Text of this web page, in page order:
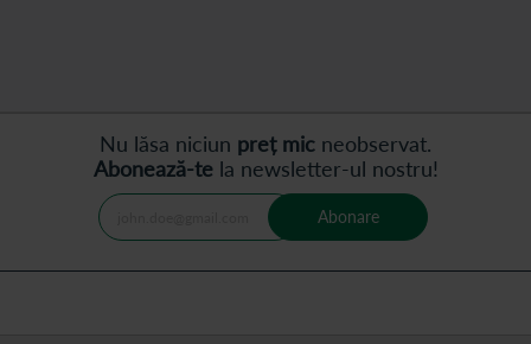
Nu lăsa niciun preț mic neobservat.
Abonează-tela newsletter-ul nostru!
Abonare